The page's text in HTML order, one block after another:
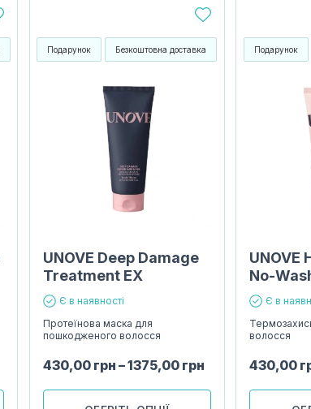
Подарунок Безкоштовна доставка
UNOVE Deep Damage
Treatment EX
Є в наявності
Протеїнова маска для
пошкодженого волосся
430,00 грн –1375,00 грн
Подарунок
UNOVE
No-
Є в
волосся
430,00